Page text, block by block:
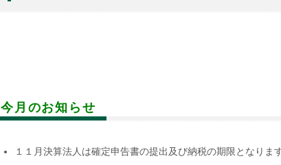
今月のお知らせ
１１月決算法人は確定申告書の提出及び納税の期限となります